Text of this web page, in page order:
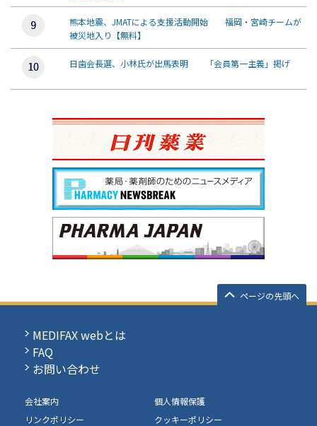
熊本地震、JMATによる支援活動開始 福岡・宮崎チームが
被災地入り【無料】
日歯会長選、小林氏が出馬表明 「会員第一主義」掲げ
ページの先頭へ
MEDIFAX webとは
FAQ
お問い合わせ
会社案内
個人情報保護
リンクポリシー
クッキーポリシー